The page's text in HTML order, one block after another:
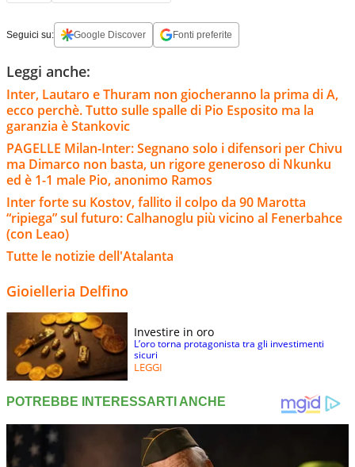
Seguici su: Google Discover Fonti preferite
Leggi anche:
Inter, Lautaro e Thuram non giocheranno la prima di A,
ecco perchè. Tutto sulle spalle di Pio Esposito ma la
garanzia è Stankovic
PAGELLE Milan-Inter: Segnano solo i difensori per Chivu
ma Dimarco non basta, un rigore generoso di Nkunku
ed è 1-1 male Pio, anonimo Ramos
Inter forte su Kostov, fallito il colpo da 90 Marotta
“ripiega” sul futuro: Calhanoglu più vicino al Fenerbahce
(con Leao)
Tutte le notizie dell'Atalanta
Gioielleria Delfino
Investire in oro
L’oro torna protagonista tra gli investimenti
sicuri
LEGGI